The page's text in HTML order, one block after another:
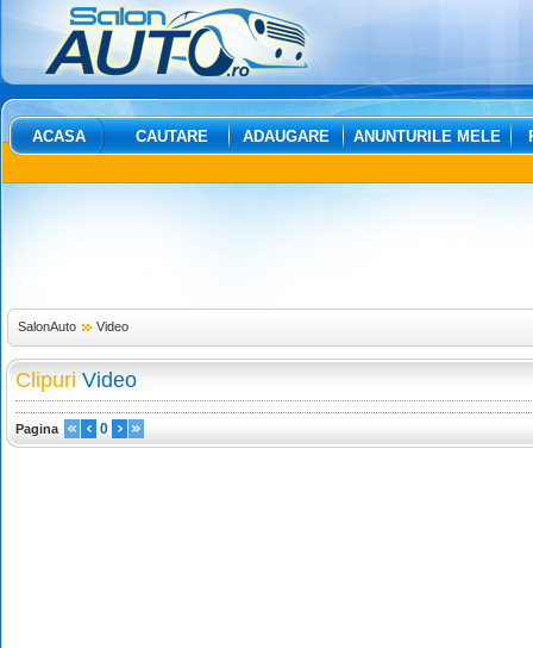
ACASA CAUTARE ADAUGARE ANUNTURILE MELE
SalonAuto Video
Clipuri Video
Pagina 0